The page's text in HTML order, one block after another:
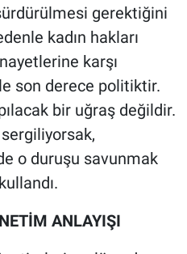
gerektiğini
kadın hakları
karşı
son derece politiktir.
bir uğraş değildir.
o duruşu savunmak
ANLAYIŞI